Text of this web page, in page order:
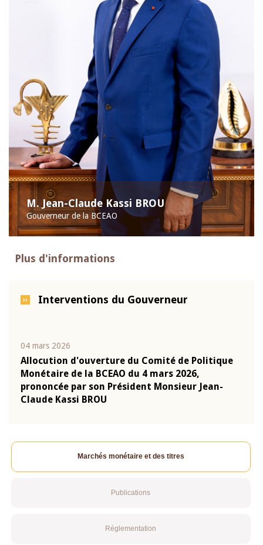
M. Jean-Claude Kassi BROU
Gouverneur de la BCEAO
Plus d'informations
Interventions du Gouverneur
04 mars 2026
Allocution d'ouverture du Comité de Politique
Monétaire de la BCEAO du 4 mars 2026,
prononcée par son Président Monsieur Jean-
Claude Kassi BROU
Marchés monétaire et des titres
Publications
Réglementation